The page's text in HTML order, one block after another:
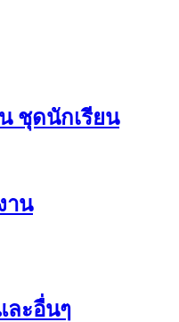
ชุดนักเรียน
าน
ละอื่นๆ